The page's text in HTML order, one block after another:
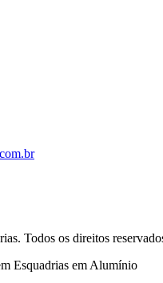
Todos os direitos
Esquadrias em Alumínio